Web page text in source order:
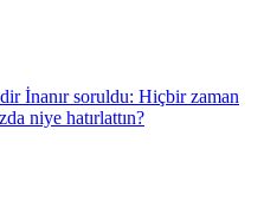
İnanır soruldu: Hiçbir zaman
niye hatırlattın?